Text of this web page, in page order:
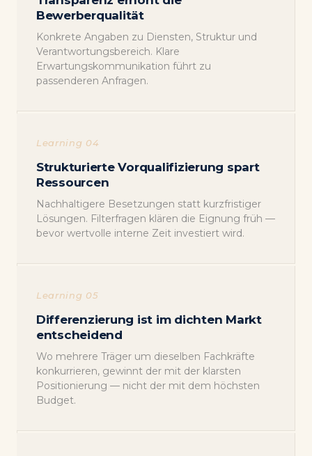
Bewerberqualität
Konkrete Angaben zu Diensten, Struktur und
Verantwortungsbereich. Klare
Erwartungskommunikation führt zu
passenderen Anfragen.
Learning 04
Strukturierte Vorqualifizierung spart
Ressourcen
Nachhaltigere Besetzungen statt kurzfristiger
Lösungen. Filterfragen klären die Eignung früh —
bevor wertvolle interne Zeit investiert wird.
Learning 05
Differenzierung ist im dichten Markt
entscheidend
Wo mehrere Träger um dieselben Fachkräfte
konkurrieren, gewinnt der mit der klarsten
Positionierung — nicht der mit dem höchsten
Budget.